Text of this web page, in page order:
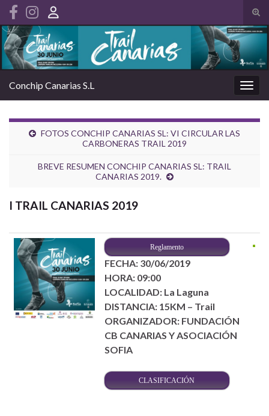
el
de
Search for:
la
Conchip Canarias S.L
FOTOS CONCHIP CANARIAS SL: VI CIRCULAR LAS
CARBONERAS TRAIL 2019
BREVE RESUMEN CONCHIP CANARIAS SL: TRAIL
CANARIAS 2019.
I TRAIL CANARIAS 2019
Reglamento
FECHA: 30/06/2019
HORA: 09:00
LOCALIDAD: La Laguna
DISTANCIA: 15KM – Trail
ORGANIZADOR: FUNDACIÓN
CB CANARIAS Y ASOCIACIÓN
SOFIA
CLASIFICACIÓN